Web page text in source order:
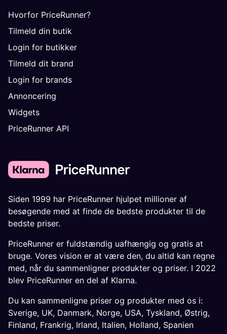
Hvorfor PriceRunner?
Tilmeld din butik
Login for butikker
Tilmeld dit brand
Login for brands
Annoncering
Widgets
PriceRunner API
Siden 1999 har PriceRunner hjulpet millioner af
besøgende med at finde de bedste produkter til de
bedste priser.
PriceRunner er fuldstændig uafhængig og gratis at
bruge. Vores vision er at være den, du altid kan regne
med, når du sammenligner produkter og priser. I 2022
blev PriceRunner en del af Klarna.
Du kan sammenligne priser og produkter med os i:
Sverige, UK, Danmark, Norge, USA, Tyskland, Østrig,
Finland, Frankrig, Irland, Italien, Holland, Spanien